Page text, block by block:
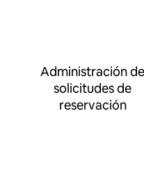
Administración de
solicitudes de
reservación